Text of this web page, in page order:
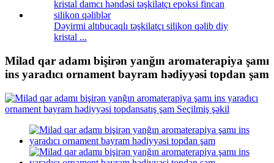
Dəyirmi altıbucaqlı təşkilatçı silikon qəlib diy
kristal ...
Milad qar adamı bişirən yanğın aromaterapiya şamı
ins yaradıcı ornament bayram hədiyyəsi topdan şam